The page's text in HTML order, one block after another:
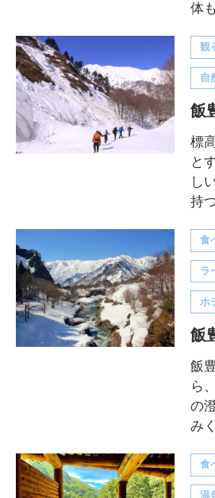
体
観
自
飯
標
と
し
持
食
ラ
ホ
飯
飯
ら
の
み
食
温